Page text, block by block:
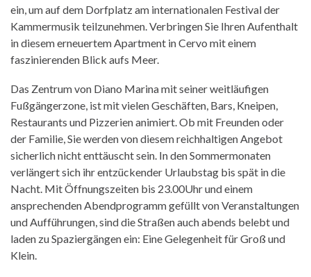
ein, um auf dem Dorfplatz am internationalen Festival der
Kammermusik teilzunehmen. Verbringen Sie Ihren Aufenthalt
in diesem erneuertem Apartment in Cervo mit einem
faszinierenden Blick aufs Meer.
Das Zentrum von Diano Marina mit seiner weitläufigen
Fußgängerzone, ist mit vielen Geschäften, Bars, Kneipen,
Restaurants und Pizzerien animiert. Ob mit Freunden oder
der Familie, Sie werden von diesem reichhaltigen Angebot
sicherlich nicht enttäuscht sein. In den Sommermonaten
verlängert sich ihr entzückender Urlaubstag bis spät in die
Nacht. Mit Öffnungszeiten bis 23.00Uhr und einem
ansprechenden Abendprogramm gefüllt von Veranstaltungen
und Aufführungen, sind die Straßen auch abends belebt und
laden zu Spaziergängen ein: Eine Gelegenheit für Groß und
Klein.